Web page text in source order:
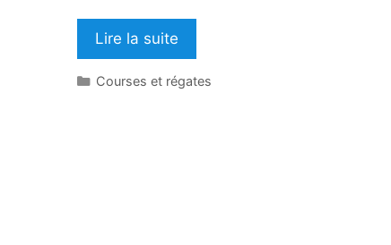
Lire la suite
Catégories
Courses et régates